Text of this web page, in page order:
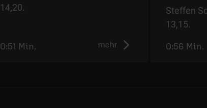
14,20.
mehr
0:51 Min.
Steffen
13,15.
0:56 Min.